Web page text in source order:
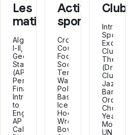
Les
matières
Algebra
I-II,
Geometry,
Statistics
(AP),
Personal
Finance,
Introduction
to
Engineering,
AP
Calculus,
Activités
sportives
Cross
Country,
Football,
Soccer,
Tennis,
Water
Polo,
Basketball,
Ice
Hockey,
Wrestling,
Bowling,
Clubs
Intramural
Sports,
Exchange
Club,
Thespians
(Drama
Club),
Jazz
Band,
Orchestra,
Choir,
Yearbook,
Model
UN,